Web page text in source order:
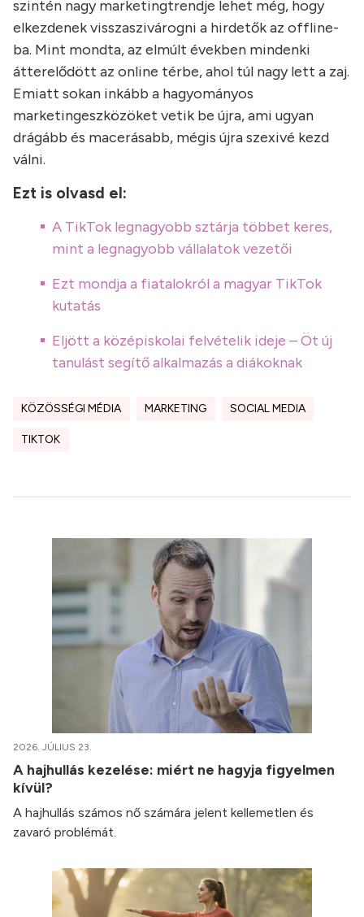
szintén nagy marketingtrendje lehet még, hogy
elkezdenek visszaszivárogni a hirdetők az offline-
ba. Mint mondta, az elmúlt években mindenki
átterelődött az online térbe, ahol túl nagy lett a zaj.
Emiatt sokan inkább a hagyományos
marketingeszközöket vetik be újra, ami ugyan
drágább és macerásabb, mégis újra szexivé kezd
válni.
Ezt is olvasd el:
A TikTok legnagyobb sztárja többet keres,
mint a legnagyobb vállalatok vezetői
Ezt mondja a fiatalokról a magyar TikTok
kutatás
Eljött a középiskolai felvételik ideje – Öt új
tanulást segítő alkalmazás a diákoknak
KÖZÖSSÉGI MÉDIA MARKETING SOCIAL MEDIA
TIKTOK
2026. JÚLIUS 23.
A hajhullás kezelése: miért ne hagyja figyelmen
kívül?
A hajhullás számos nő számára jelent kellemetlen és
zavaró problémát.